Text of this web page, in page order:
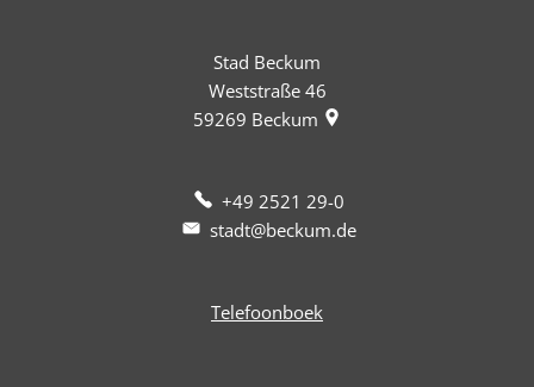
Stad Beckum
Weststraße 46
59269 Beckum
+49 2521 29-0
stadt@beckum.de
Telefoonboek